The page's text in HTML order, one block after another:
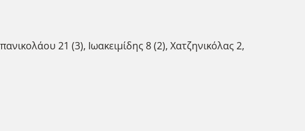
21 (3), Ιωακειμίδης 8 (2), Χατζηνικόλας 2,